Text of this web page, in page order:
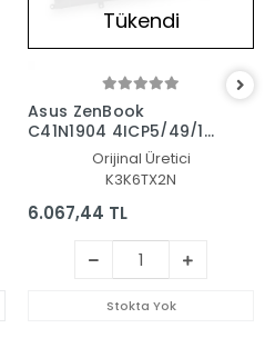
Tükendi
Asus ZenBook
C41N1904 4ICP5/49/121
Batarya - PilOrijinal Üretici
K3K6TX2N
6.067,44 TL
Stokta Yok